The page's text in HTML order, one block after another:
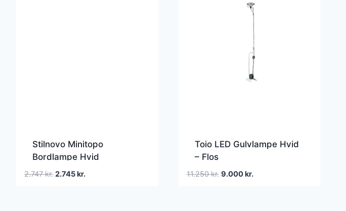
Stilnovo Minitopo
Bordlampe Hvid
2.747kr. Den
2.745kr.Den
Toio LED Gulvlampe Hvid
– Flos
11.250kr. Den
9.000kr.Den